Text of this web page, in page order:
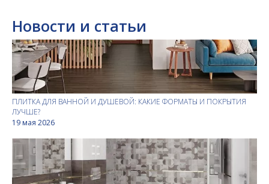
Новости и статьи
ПЛИТКА ДЛЯ ВАННОЙ И ДУШЕВОЙ: КАКИЕ ФОРМАТЫ И ПОКРЫТИЯ
ЛУЧШЕ?
19 мая 2026